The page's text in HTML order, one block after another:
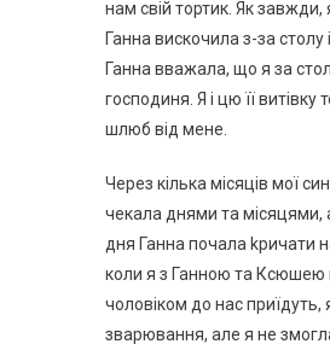
нам свій тортик. Як завжди,
Ганна вискочила з-за
Ганна вважала, що я за
господиня. Я і цю її
шлюб від мене.
Через кілька місяців мої
чекала днями та місяцями,
дня Ганна почала kричати
коли я з Ганною та Ксюшею
чоловіком до нас приїдуть,
зварювання, але я не